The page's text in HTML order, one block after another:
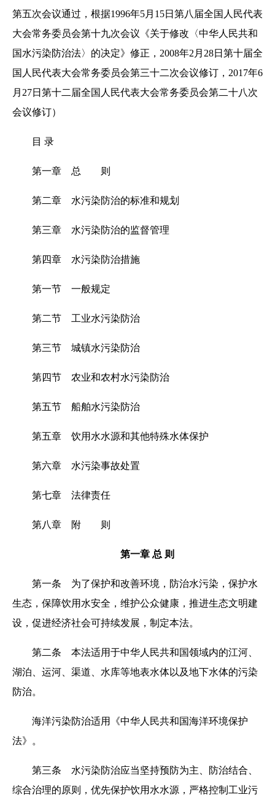
第五次会议通过，根据1996年5月15日第八届全国人民代表
大会常务委员会第十九次会议《关于修改〈中华人民共和
国水污染防治法〉的决定》修正，2008年2月28日第十届全
国人民代表大会常务委员会第三十二次会议修订，2017年6
月27日第十二届全国人民代表大会常务委员会第二十八次
会议修订）
目 录
第一章 总 则
第二章 水污染防治的标准和规划
第三章 水污染防治的监督管理
第四章 水污染防治措施
第一节 一般规定
第二节 工业水污染防治
第三节 城镇水污染防治
第四节 农业和农村水污染防治
第五节 船舶水污染防治
第五章 饮用水水源和其他特殊水体保护
第六章 水污染事故处置
第七章 法律责任
第八章 附 则
第一章 总 则
第一条 为了保护和改善环境，防治水污染，保护水
生态，保障饮用水安全，维护公众健康，推进生态文明建
设，促进经济社会可持续发展，制定本法。
第二条 本法适用于中华人民共和国领域内的江河、
湖泊、运河、渠道、水库等地表水体以及地下水体的污染
防治。
海洋污染防治适用《中华人民共和国海洋环境保护
法》。
第三条 水污染防治应当坚持预防为主、防治结合、
综合治理的原则，优先保护饮用水水源，严格控制工业污